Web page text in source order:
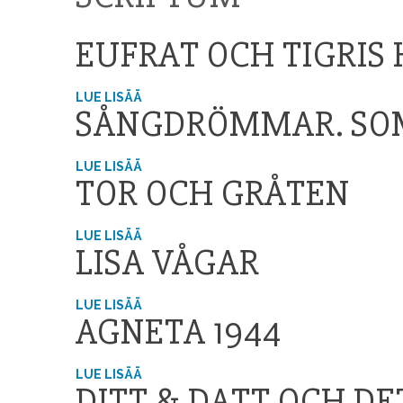
EUFRAT OCH
LUE LISÄÄ
SÅNGDRÖMMAR.
LUE LISÄÄ
TOR OCH GRÅTEN
LUE LISÄÄ
LISA VÅGAR
LUE LISÄÄ
AGNETA 1944
LUE LISÄÄ